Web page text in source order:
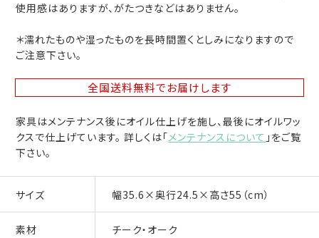
使用感はありますが、がたつきなどはありません。
＊濡れたものや湿ったものを長時間置くとしみになりますので
ご注意下さい。
全国送料無料でお届けします
家具はメンテナンス後にオイル仕上げを施し、最後にオイルワッ
クスで仕上げています。 詳しくは「メンテナンスについて 」をご覧
下さい。
サイズ 幅35.6×奥行24.5×高さ55（cm）
素材 チーク・オーク